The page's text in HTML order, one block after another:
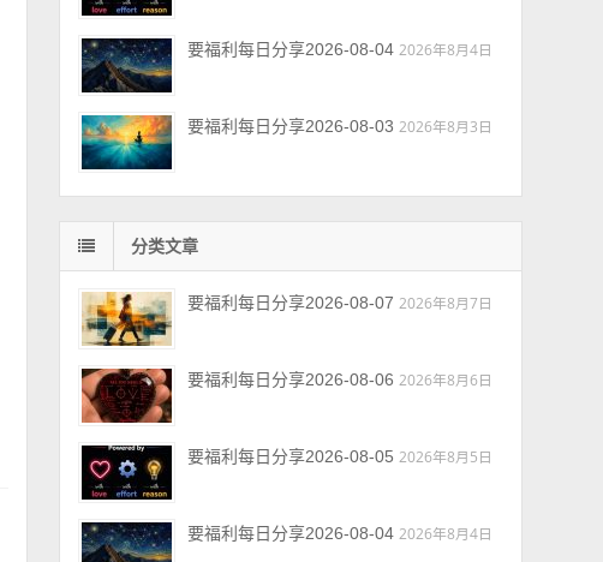
要福利每日分享2026-08-04 2026年8月4日
要福利每日分享2026-08-03 2026年8月3日
分类文章
要福利每日分享2026-08-07 2026年8月7日
要福利每日分享2026-08-06 2026年8月6日
要福利每日分享2026-08-05 2026年8月5日
要福利每日分享2026-08-04 2026年8月4日